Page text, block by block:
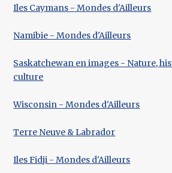
Iles Caymans - Mondes d'Ailleurs
Namibie - Mondes d'Ailleurs
Saskatchewan en images - Nature,
culture
Wisconsin - Mondes d'Ailleurs
Terre Neuve & Labrador
Iles Fidji - Mondes d'Ailleurs